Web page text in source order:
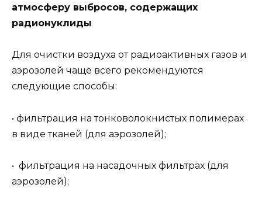
атмосферу выбросов, содержащих
радионуклиды
Для очистки воздуха от радиоактивных газов и
аэрозолей чаще всего рекомендуются
следующие способы:
• фильтрация на тонковолокнистых полимерах
в виде тканей (для аэрозолей);
• фильтрация на насадочных фильтрах (для
аэрозолей);